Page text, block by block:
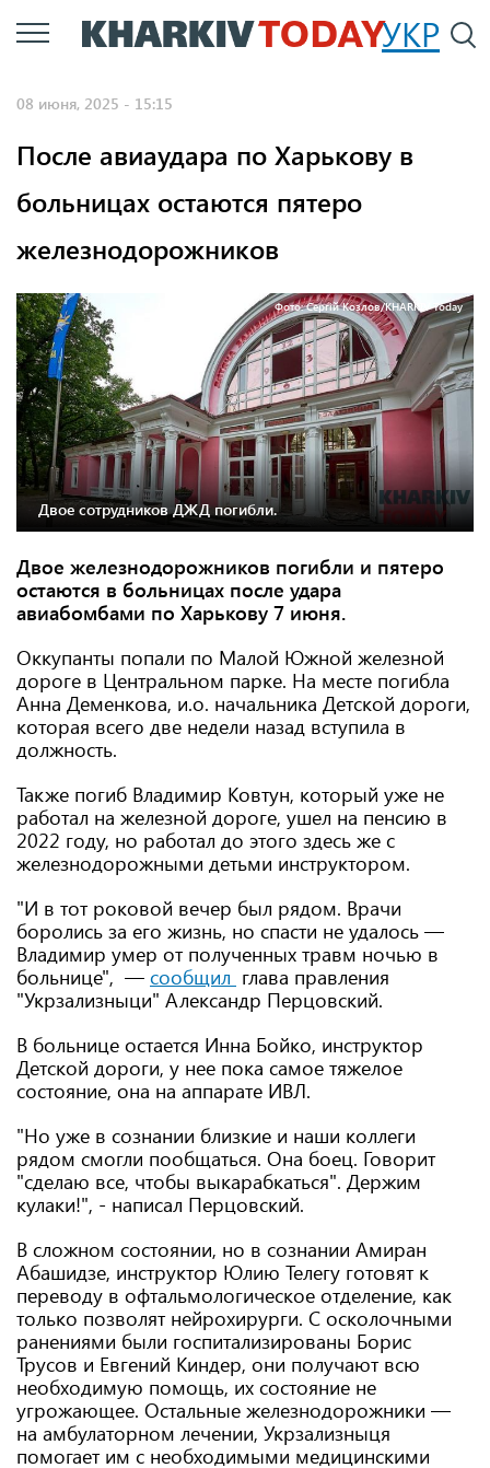
Перейти
к
УКР
08 июня, 2025 - 15:15
После авиаудара по Харькову в
больницах остаются пятеро
железнодорожников
Фото: Сергій Козлов/KHARKIV Today
Двое сотрудников ДЖД погибли.
Двое железнодорожников погибли и пятеро
остаются в больницах после удара
авиабомбами по Харькову 7 июня.
Оккупанты попали по Малой Южной железной
дороге в Центральном парке. На месте погибла
Анна Деменкова, и.о. начальника Детской дороги,
которая всего две недели назад вступила в
должность.
Также погиб Владимир Ковтун, который уже не
работал на железной дороге, ушел на пенсию в
2022 году, но работал до этого здесь же с
железнодорожными детьми инструктором.
"И в тот роковой вечер был рядом. Врачи
боролись за его жизнь, но спасти не удалось —
Владимир умер от полученных травм ночью в
больнице", — сообщил глава правления
"Укрзализныци" Александр Перцовский.
В больнице остается Инна Бойко, инструктор
Детской дороги, у нее пока самое тяжелое
состояние, она на аппарате ИВЛ.
"Но уже в сознании близкие и наши коллеги
рядом смогли пообщаться. Она боец. Говорит
"сделаю все, чтобы выкарабкаться". Держим
кулаки!", - написал Перцовский.
В сложном состоянии, но в сознании Амиран
Абашидзе, инструктор Юлию Телегу готовят к
переводу в офтальмологическое отделение, как
только позволят нейрохирурги. С осколочными
ранениями были госпитализированы Борис
Трусов и Евгений Киндер, они получают всю
необходимую помощь, их состояние не
угрожающее. Остальные железнодорожники —
на амбулаторном лечении, Укрзализныця
помогает им с необходимыми медицинскими